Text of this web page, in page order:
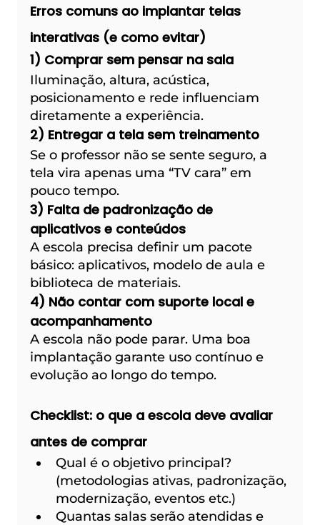
Erros comuns ao implantar telas
interativas (e como evitar)
1) Comprar sem pensar na sala
Iluminação, altura, acústica,
posicionamento e rede influenciam
diretamente a experiência.
2) Entregar a tela sem treinamento
Se o professor não se sente seguro, a
tela vira apenas uma “TV cara” em
pouco tempo.
3) Falta de padronização de
aplicativos e conteúdos
A escola precisa definir um pacote
básico: aplicativos, modelo de aula e
biblioteca de materiais.
4) Não contar com suporte local e
acompanhamento
A escola não pode parar. Uma boa
implantação garante uso contínuo e
evolução ao longo do tempo.
Checklist: o que a escola deve avaliar
antes de comprar
Qual é o objetivo principal?
(metodologias ativas, padronização,
modernização, eventos etc.)
Quantas salas serão atendidas e